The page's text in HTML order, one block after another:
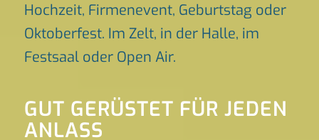
Hochzeit, Firmenevent, Geburtstag oder
Oktoberfest. Im Zelt, in der Halle, im
Festsaal oder Open Air.
GUT GERÜSTET FÜR JEDEN
ANLASS